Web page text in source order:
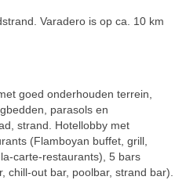
Varadero is op ca. 10 km
goed onderhouden terrein,
parasols en
strand. Hotellobby met
(Flamboyan buffet, grill,
carte-restaurants), 5 bars
chill-out bar, poolbar, strand bar).